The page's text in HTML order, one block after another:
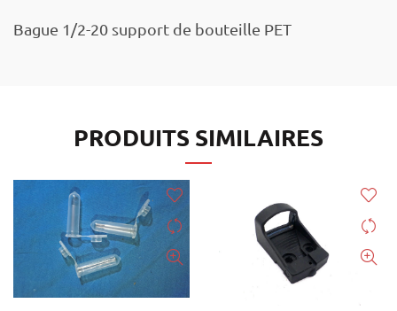
Bague 1/2-20 support de bouteille PET
PRODUITS SIMILAIRES